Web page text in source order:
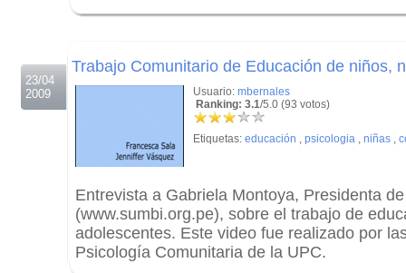
23/04
2009
Trabajo Comunitario de Educación de niños,
Usuario: mbernales
Ranking: 3.1/5.0 (93 votos)
Etiquetas: educación , psicologia , niñas ,
Entrevista a Gabriela Montoya, Presidenta
(www.sumbi.org.pe), sobre el trabajo de
adolescentes. Este video fue realizado por
Psicología Comunitaria de la UPC.